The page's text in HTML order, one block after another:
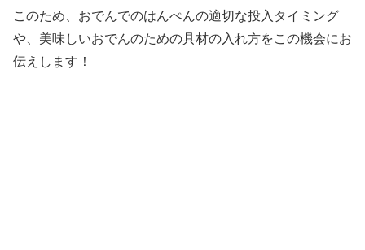
このため、おでんでのはんぺんの適切な投入タイミング
や、美味しいおでんのための具材の入れ方をこの機会にお
伝えします！